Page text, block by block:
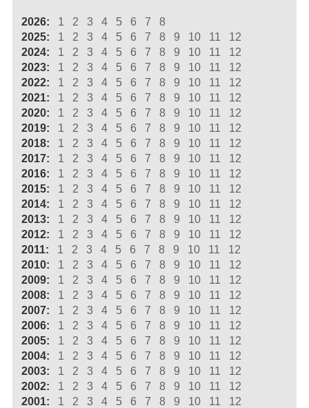
2026: 1 2 3 4 5 6 7
8
2025:
1 2 3 4 5 6 7 8 9 10 11
12
2024:
1 2 3 4 5 6 7 8 9 10 11
12
2023:
1 2 3 4 5 6 7 8 9 10 11
12
2022:
1 2 3 4 5 6 7 8 9 10 11
12
2021:
1 2 3 4 5 6 7 8 9 10 11
12
2020:
1 2 3 4 5 6 7 8 9 10 11
12
2019:
1 2 3 4 5 6 7 8 9 10 11
12
2018:
1 2 3 4 5 6 7 8 9 10 11
12
2017:
1 2 3 4 5 6 7 8 9 10 11
12
2016:
1 2 3 4 5 6 7 8 9 10 11
12
2015:
1 2 3 4 5 6 7 8 9 10 11
12
2014:
1 2 3 4 5 6 7 8 9 10 11
12
2013:
1 2 3 4 5 6 7 8 9 10 11
12
2012:
1 2 3 4 5 6 7 8 9 10 11
12
2011:
1 2 3 4 5 6 7 8 9 10 11
12
2010:
1 2 3 4 5 6 7 8 9 10 11
12
2009:
1 2 3 4 5 6 7 8 9 10 11
12
2008:
1 2 3 4 5 6 7 8 9 10 11
12
2007:
1 2 3 4 5 6 7 8 9 10 11
12
2006:
1 2 3 4 5 6 7 8 9 10 11
12
2005:
1 2 3 4 5 6 7 8 9 10 11
12
2004:
1 2 3 4 5 6 7 8 9 10 11
12
2003:
1 2 3 4 5 6 7 8 9 10 11
12
2002:
1 2 3 4 5 6 7 8 9 10 11
12
2001:
1 2 3 4 5 6 7 8 9 10 11 12